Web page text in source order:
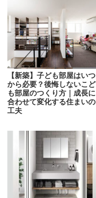
【新築】子ども部屋はいつ
から必要？後悔しないこど
も部屋のつくり方｜成長に
合わせて変化する住まいの
工夫